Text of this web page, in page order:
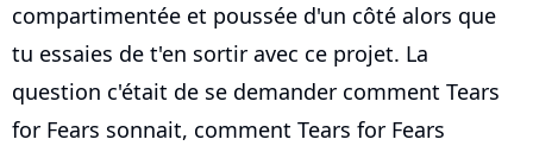
compartimentée et poussée d'un côté alors que
tu essaies de t'en sortir avec ce projet. La
question c'était de se demander comment Tears
for Fears sonnait, comment Tears for Fears